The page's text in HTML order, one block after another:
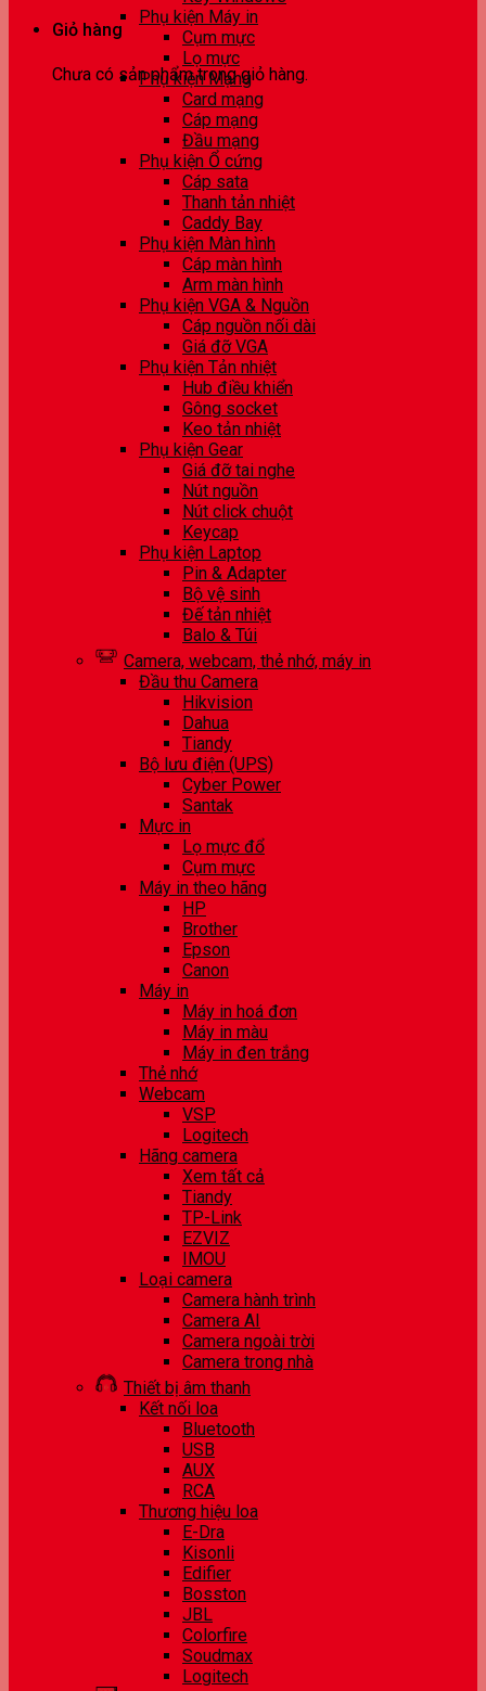
Giỏ hàng
Chưa có sản phẩm trong giỏ hàng.
Phụ kiện Máy in
Cụm mực
Lọ mực
Phụ kiện Mạng
Card mạng
Cáp mạng
Đầu mạng
Phụ kiện Ổ cứng
Cáp sata
Thanh tản nhiệt
Caddy Bay
Phụ kiện Màn hình
Cáp màn hình
Arm màn hình
Phụ kiện VGA & Nguồn
Cáp nguồn nối dài
Giá đỡ VGA
Phụ kiện Tản nhiệt
Hub điều khiển
Gông socket
Keo tản nhiệt
Phụ kiện Gear
Giá đỡ tai nghe
Nút nguồn
Nút click chuột
Keycap
Phụ kiện Laptop
Pin & Adapter
Bộ vệ sinh
Đế tản nhiệt
Balo & Túi
Camera, webcam, thẻ nhớ, máy in
Đầu thu Camera
Hikvision
Dahua
Tiandy
Bộ lưu điện (UPS)
Cyber Power
Santak
Mực in
Lọ mực đổ
Cụm mực
Máy in theo hãng
HP
Brother
Epson
Canon
Máy in
Máy in hoá đơn
Máy in màu
Máy in đen trắng
Thẻ nhớ
Webcam
VSP
Logitech
Hãng camera
Xem tất cả
Tiandy
TP-Link
EZVIZ
IMOU
Loại camera
Camera hành trình
Camera AI
Camera ngoài trời
Camera trong nhà
Thiết bị âm thanh
Kết nối loa
Bluetooth
USB
AUX
RCA
Thương hiệu loa
E-Dra
Kisonli
Edifier
Bosston
JBL
Colorfire
Soudmax
Logitech